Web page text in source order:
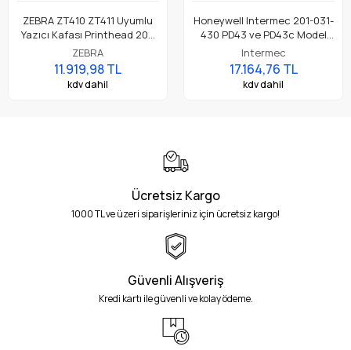
ZEBRA ZT410 ZT411 Uyumlu
Yazıcı Kafası Printhead 203
Dpi Parça No: P1058930-009
ZEBRA
11.919,98 TL
kdv dahil
Honeywell Intermec 201-031-
430 PD43 ve PD43c Model
Barkod Etiket Yazıcı 203 Dpi
Termal Baskı Kafası
Intermec
17.164,76 TL
kdv dahil
Ücretsiz Kargo
1000 TL ve üzeri siparişleriniz için ücretsiz kargo!
Güvenli Alışveriş
Kredi kartı ile güvenli ve kolay ödeme.